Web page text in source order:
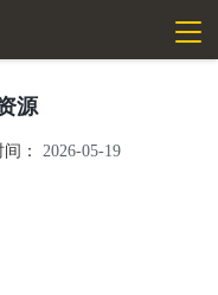
切
源
： 2026-05-19